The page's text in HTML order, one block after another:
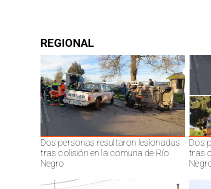
REGIONAL
Dos personas resultaron lesionadas
tras colisión en la comuna de Río
Negro
Dos
tras